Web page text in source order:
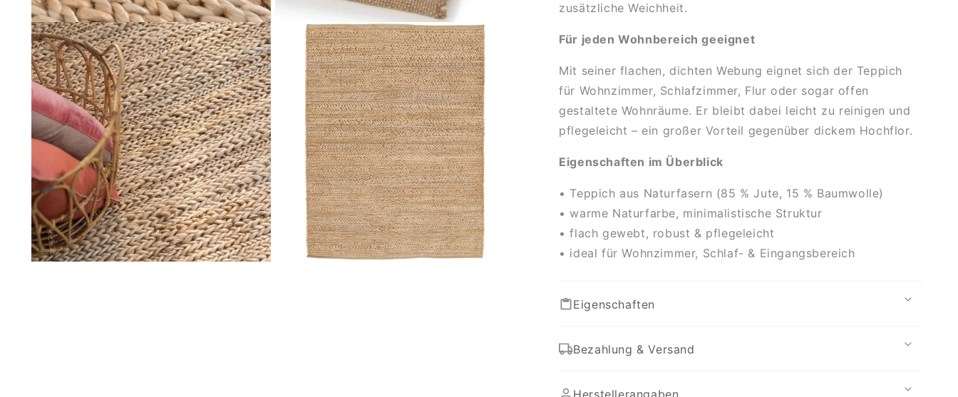
zusätzliche Weichheit.
Für jeden Wohnbereich geeignet
Mit seiner flachen, dichten Webung eignet sich der Teppich
für Wohnzimmer, Schlafzimmer, Flur oder sogar offen
gestaltete Wohnräume. Er bleibt dabei leicht zu reinigen und
pflegeleicht – ein großer Vorteil gegenüber dickem Hochflor.
Eigenschaften im Überblick
• Teppich aus Naturfasern (85 % Jute, 15 % Baumwolle)
• warme Naturfarbe, minimalistische Struktur
• flach gewebt, robust & pflegeleicht
• ideal für Wohnzimmer, Schlaf- & Eingangsbereich
Eigenschaften
Bezahlung & Versand
Herstellerangaben